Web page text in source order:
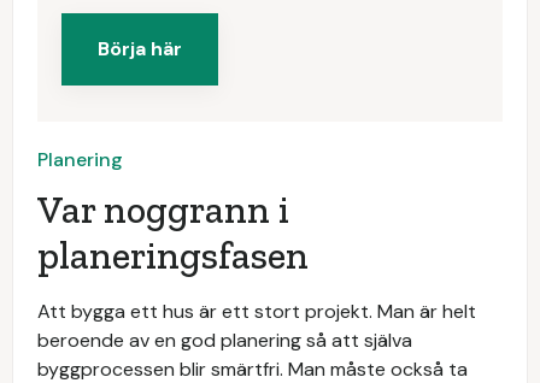
Börja här
Planering
Var noggrann i
planeringsfasen
Att bygga ett hus är ett stort projekt. Man är helt
beroende av en god planering så att själva
byggprocessen blir smärtfri. Man måste också ta